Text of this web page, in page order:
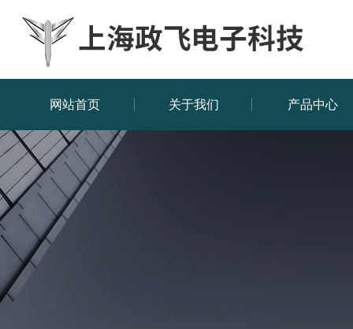
网站首页 关于我们 产品中心